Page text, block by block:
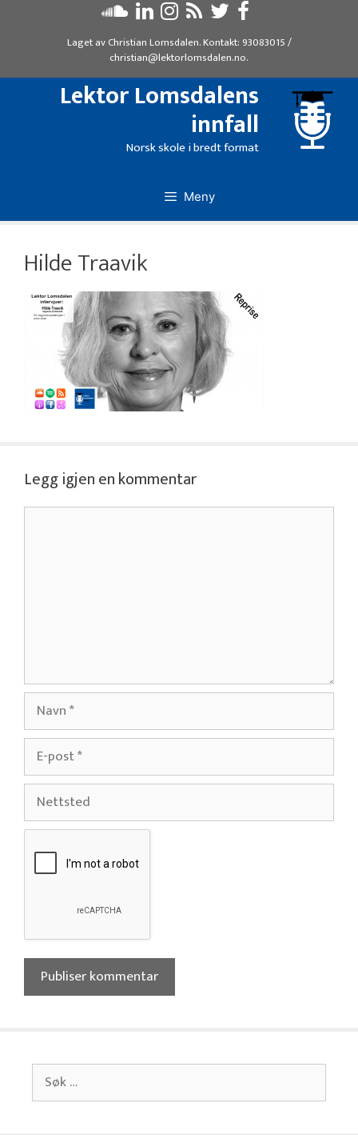
Laget avChristian Lomsdalen. Kontakt: 93083015/
christian@lektorlomsdalen.no.
Lektor Lomsdalens
innfall
Norsk skole i bredt format
Meny
Hilde Traavik
Legg igjen en kommentar
Navn
post
Nettsted
Søk
etter: